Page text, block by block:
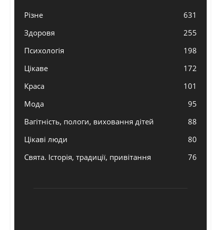
Різне
631
Здоровя
255
Психологія
198
Цікаве
172
Краса
101
Мода
95
Вагітність, пологи, виховання дітей
88
Цікаві люди
80
Свята. Історія, традиції, привітання
76